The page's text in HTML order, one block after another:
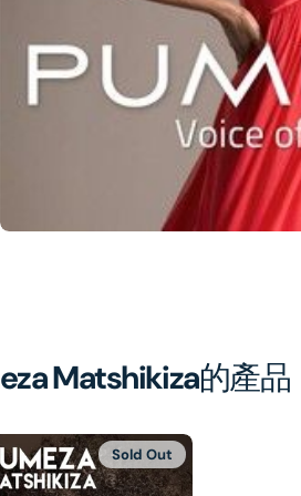
1
in
Matshikiza的產品
Sold Out